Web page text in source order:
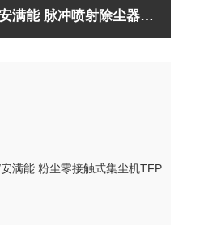
AMANO/安满能 脉冲喷射除尘器WRT